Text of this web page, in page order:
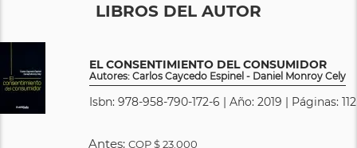
LIBROS DEL AUTOR
EL CONSENTIMIENTO DEL CONSUMIDOR
Autores: Carlos Caycedo Espinel - Daniel Monroy Cely
Isbn: 978-958-790-172-6 | Año: 2019 | Páginas: 112
Antes: COP$ 23.000